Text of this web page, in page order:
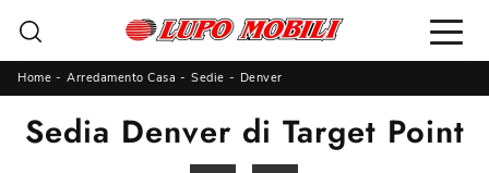
Home - Arredamento Casa - Sedie - Denver
Sedia Denver di Target Point